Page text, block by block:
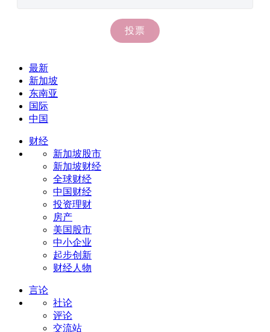
最新
新加坡
东南亚
国际
中国
财经
新加坡股市
新加坡财经
全球财经
中国财经
投资理财
房产
美国股市
中小企业
起步创新
财经人物
言论
社论
评论
交流站